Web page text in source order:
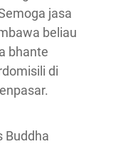
jasa
beliau
bhante
di
Buddha